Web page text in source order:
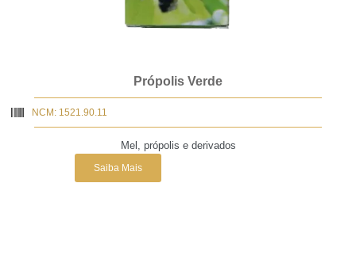
Própolis Verde
NCM: 1521.90.11
Mel, própolis e derivados
Saiba Mais